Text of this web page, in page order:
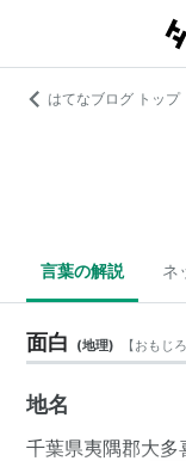
はてなブログ トップ
言葉の解説 ネ
面白 (地理) 【おもじろ
地名
千葉県夷隅郡大多